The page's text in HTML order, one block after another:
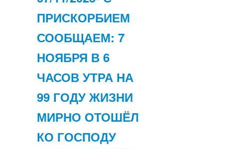
ПРИСКОРБИЕМ
СООБЩАЕМ: 7
НОЯБРЯ В 6
ЧАСОВ УТРА НА
99 ГОДУ ЖИЗНИ
МИРНО ОТОШЁЛ
КО ГОСПОДУ